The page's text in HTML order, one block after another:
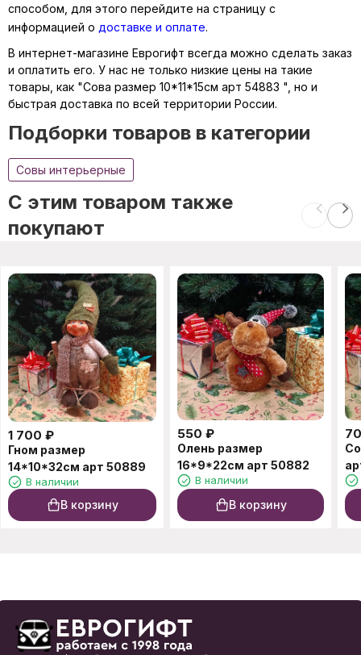
способом, для этого перейдите на страницу с
информацией о доставке и оплате.
В интернет-магазине Еврогифт всегда можно сделать заказ
и оплатить его. У нас не только низкие цены на такие
товары, как "Сова размер 10*11*15см арт 54883 ", но и
быстрая доставка по всей территории России.
Подборки товаров в категории
Совы интерьерные
C этим товаром также
покупают
1 700 ₽
Гном размер
14*10*32см арт 50889
В наличии
В корзину
550 ₽
Олень размер
16*9*22см арт 50882
В наличии
В корзину